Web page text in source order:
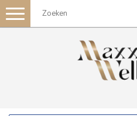
Toggle
navigation